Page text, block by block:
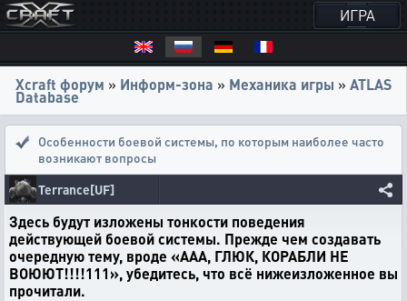
ИГРА
Xcraft форум » Информ-зона » Механика игры » ATLAS
Database
Особенности боевой системы, по которым наиболее часто
возникают вопросы
Terrance[UF]
Здесь будут изложены тонкости поведения
действующей боевой системы. Прежде чем создавать
очередную тему, вроде «ААА, ГЛЮК, КОРАБЛИ НЕ
ВОЮЮТ!!!!111», убедитесь, что всё нижеизложенное вы
прочитали.